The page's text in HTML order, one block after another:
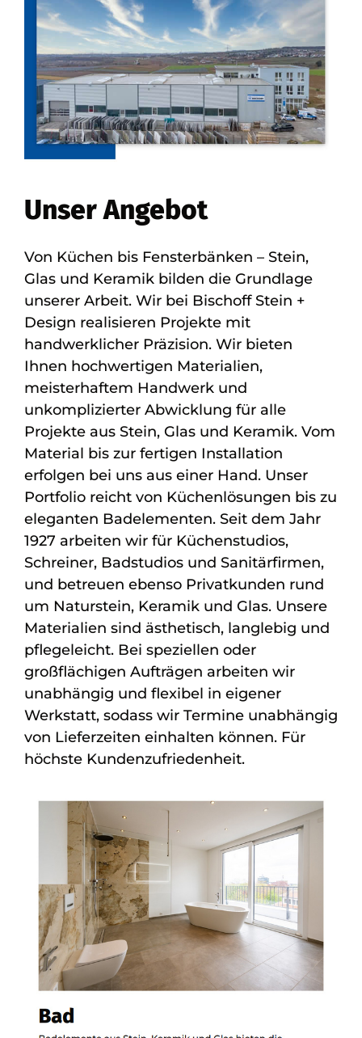
Unser Angebot
Von Küchen bis Fensterbänken – Stein,
Glas und Keramik bilden die Grundlage
unserer Arbeit. Wir bei Bischoff Stein +
Design realisieren Projekte mit
handwerklicher Präzision. Wir bieten
Ihnen hochwertigen Materialien,
meisterhaftem Handwerk und
unkomplizierter Abwicklung für alle
Projekte aus Stein, Glas und Keramik. Vom
Material bis zur fertigen Installation
erfolgen bei uns aus einer Hand. Unser
Portfolio reicht von Küchenlösungen bis zu
eleganten Badelementen. Seit dem Jahr
1927 arbeiten wir für Küchenstudios,
Schreiner, Badstudios und Sanitärfirmen,
und betreuen ebenso Privatkunden rund
um Naturstein, Keramik und Glas. Unsere
Materialien sind ästhetisch, langlebig und
pflegeleicht. Bei speziellen oder
großflächigen Aufträgen arbeiten wir
unabhängig und flexibel in eigener
Werkstatt, sodass wir Termine unabhängig
von Lieferzeiten einhalten können. Für
höchste Kundenzufriedenheit.